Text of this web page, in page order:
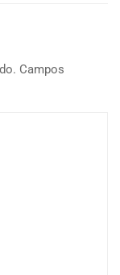
Campos